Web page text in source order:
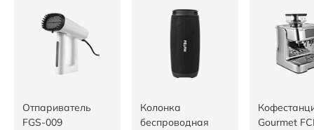
Отпариватель
FGS-009
Колонка
беспроводная
Gourmet